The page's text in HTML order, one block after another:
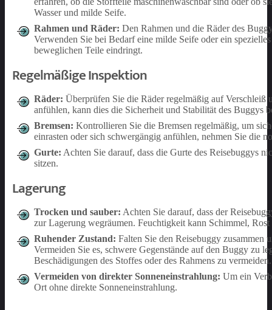
Wasser und milde Seife.
Rahmen und Räder: Den Rahmen und die Räder des
Verwenden Sie bei Bedarf eine milde Seife oder ein
beweglichen Teile eindringt.
Regelmäßige Inspektion
Räder: Überprüfen Sie die Räder regelmäßig auf Verschleiß
anfühlen, kann dies die Sicherheit und Stabilität des Buggys
Bremsen: Kontrollieren Sie die Bremsen regelmäßig, um
einrasten oder sich schwergängig anfühlen, nehmen Sie die
Gurte: Achten Sie darauf, dass die Gurte des Reisebuggys
sitzen.
Lagerung
Trocken und sauber: Achten Sie darauf, dass der
zur Lagerung wegräumen. Feuchtigkeit kann Schimmel, Rost
Ruhender Zustand: Falten Sie den Reisebuggy zusammen
Vermeiden Sie es, schwere Gegenstände auf den Buggy zu
Beschädigungen des Stoffes oder des Rahmens zu vermeiden.
Vermeiden von direkter Sonneneinstrahlung: Um ein
Ort ohne direkte Sonneneinstrahlung.